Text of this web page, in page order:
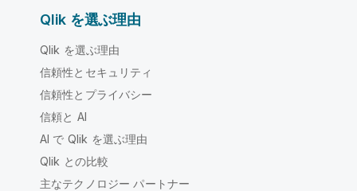
Qlik を選ぶ理由
Qlik を選ぶ理由
信頼性とセキュリティ
信頼性とプライバシー
信頼と AI
AI で Qlik を選ぶ理由
Qlik との比較
主なテクノロジー パートナー